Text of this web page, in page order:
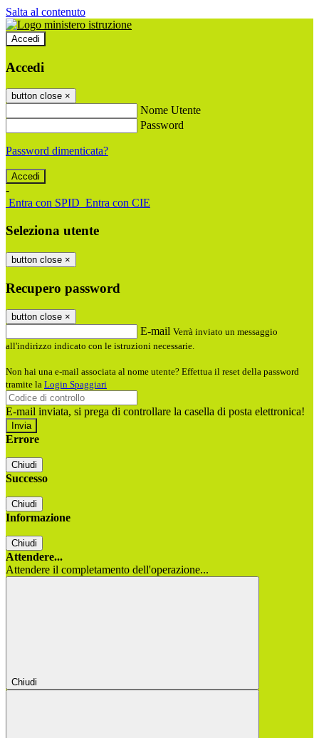
Salta al contenuto
Accedi
Accedi
button close ×
Nome Utente
Password
Password dimenticata?
-
Entra con SPID Entra con CIE
Seleziona utente
button close ×
Recupero password
button close ×
E-mail Verrà inviato un messaggio
all'indirizzo indicato con le istruzioni necessarie.
Non hai una e-mail associata al nome utente? Effettua il reset della password
tramite la Login Spaggiari
E-mail inviata, si prega di controllare la casella di posta elettronica!
Errore
Chiudi
Successo
Chiudi
Informazione
Chiudi
Attendere...
Attendere il completamento dell'operazione...
Chiudi